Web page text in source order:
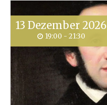
13 Dezember 2026
19:00 - 21:30